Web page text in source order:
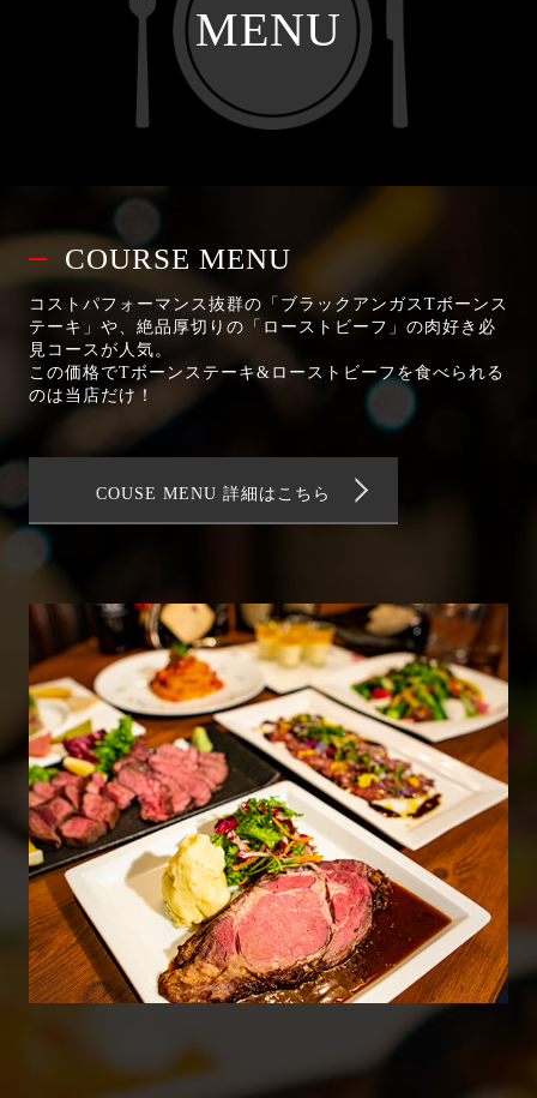
MENU
COURSE MENU
コストパフォーマンス抜群の「ブラックアンガスTボーンス
テーキ」や、絶品厚切りの「ローストビーフ」の肉好き必
見コースが人気。
この価格でTボーンステーキ&ローストビーフを食べられる
のは当店だけ！
COUSE MENU 詳細はこちら